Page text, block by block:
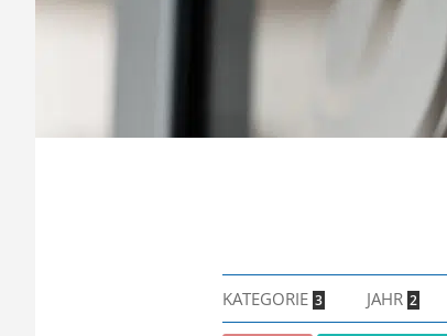
KATEGORIE 3 JAHR 2